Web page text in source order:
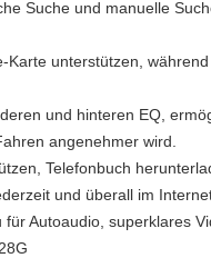
Suche und manuelle
unterstützen,
und hinteren EQ,
angenehmer wird.
Telefonbuch
und überall im
Autoaudio, superklares